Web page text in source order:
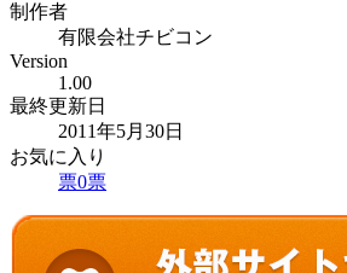
制作者
有限会社チビコン
Version
1.00
最終更新日
2011年5月30日
お気に入り
票0票